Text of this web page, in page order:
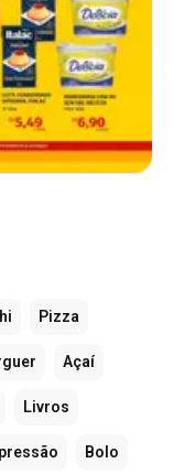
Pizza
Açaí
Livros
Bolo